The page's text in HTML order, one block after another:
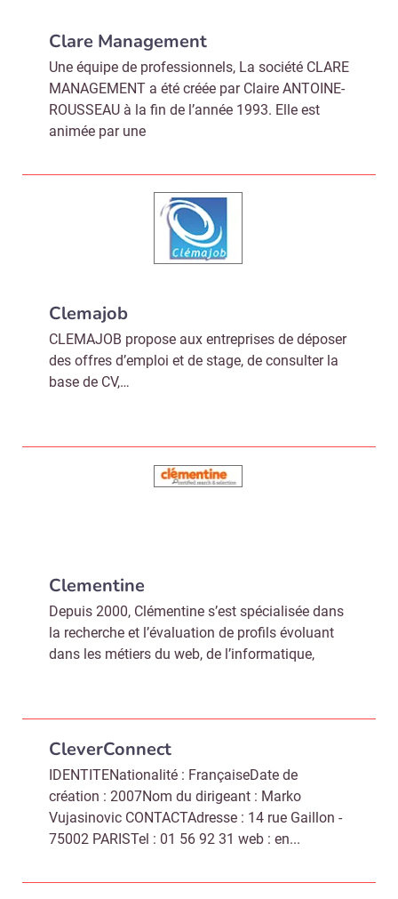
Clare Management
Une équipe de professionnels, La société CLARE
MANAGEMENT a été créée par Claire ANTOINE-
ROUSSEAU à la fin de l’année 1993. Elle est
animée par une
Clemajob
CLEMAJOB propose aux entreprises de déposer
des offres d’emploi et de stage, de consulter la
base de CV,…
Clementine
Depuis 2000, Clémentine s’est spécialisée dans
la recherche et l’évaluation de profils évoluant
dans les métiers du web, de l’informatique,
CleverConnect
IDENTITENationalité : FrançaiseDate de
création : 2007Nom du dirigeant : Marko
Vujasinovic CONTACTAdresse : 14 rue Gaillon -
75002 PARISTel : 01 56 92 31 web : en...